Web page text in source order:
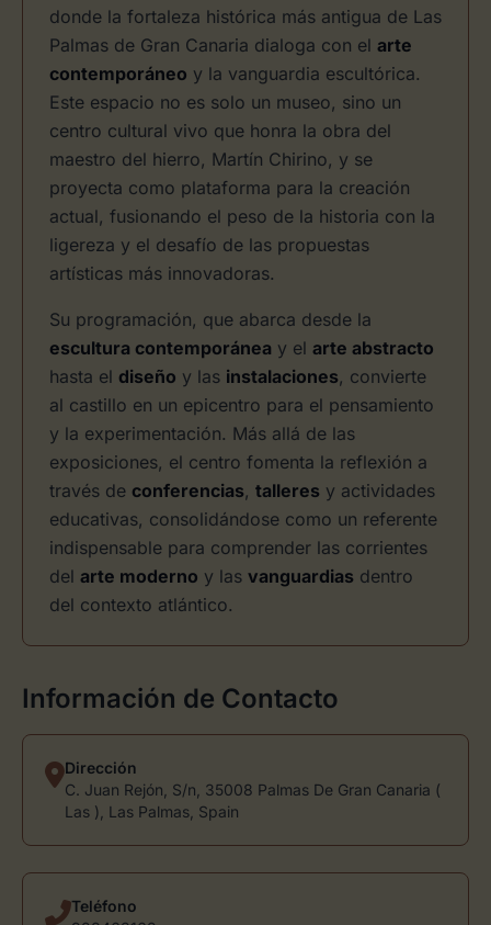
donde la fortaleza histórica más antigua de Las
Palmas de Gran Canaria dialoga con el arte
contemporáneo y la vanguardia escultórica.
Este espacio no es solo un museo, sino un
centro cultural vivo que honra la obra del
maestro del hierro, Martín Chirino, y se
proyecta como plataforma para la creación
actual, fusionando el peso de la historia con la
ligereza y el desafío de las propuestas
artísticas más innovadoras.
Su programación, que abarca desde la
escultura contemporánea y el arte abstracto
hasta el diseño y las instalaciones, convierte
al castillo en un epicentro para el pensamiento
y la experimentación. Más allá de las
exposiciones, el centro fomenta la reflexión a
través de conferencias, talleres y actividades
educativas, consolidándose como un referente
indispensable para comprender las corrientes
del arte moderno y las vanguardias dentro
del contexto atlántico.
Información de Contacto
Dirección
C. Juan Rejón, S/n, 35008 Palmas De Gran Canaria (
Las ), Las Palmas, Spain
Teléfono